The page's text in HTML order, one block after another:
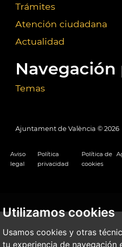
Utilizamos cookies
Usamos cookies y otras
tu experiencia de navegación
Trámites
Atención ciudadana
Actualidad
Navegación
Temas
Ajuntament de València © 2026
Aviso
legal
Política
privacidad
Política de
cookies